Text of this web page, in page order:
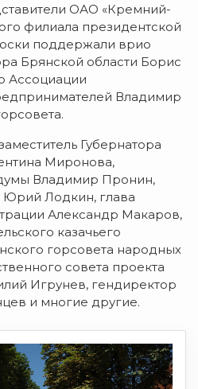
ОАО «Кремний-
филиала президентской
поддержали врио
Брянской области Борис
Ассоциации
Владимир
Губернатора
Миронова,
Владимир Пронин,
Юрий Лодкин, глава
Александр Макаров,
казачьего
горсовета народных
совета проекта
Игрунев, гендиректор
и многие другие.